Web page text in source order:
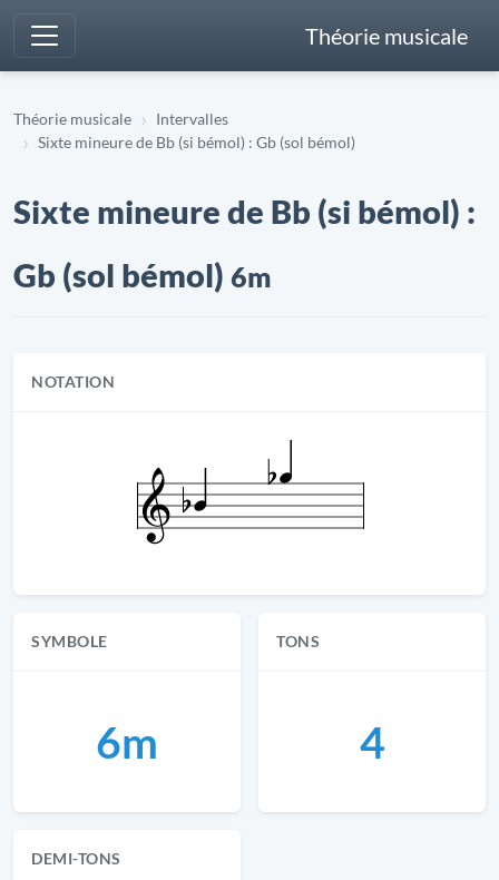
Théorie musicale
Théorie musicale
Intervalles
Sixte mineure de Bb (si bémol) : Gb (sol bémol)
Sixte mineure de Bb (si bémol) :
Gb (sol bémol) 6m
NOTATION
SYMBOLE
6m
TONS
4
DEMI-TONS